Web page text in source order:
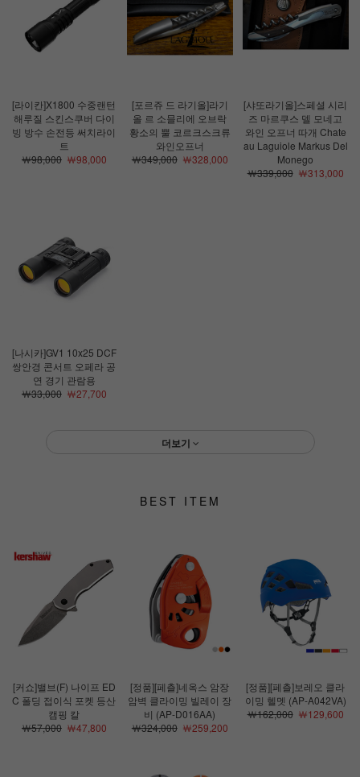
[라이칸]X1800 수중랜턴
해루질 스킨스쿠버 다이
빙 방수 손전등 써치라이
트
￦98,000￦98,000
[포르쥬 드 라기올]라기
올 르 소믈리에 오브락
황소의 뿔 코르크스크류
와인오프너
￦349,000￦328,000
[샤또라기올]스페셜 시리
즈 마르쿠스 델 모네고
와인 오프너 따개 Chate
au Laguiole Markus Del
Monego
￦339,000￦313,000
[나시카]GV1 10x25 DCF
쌍안경 콘서트 오페라 공
연 경기 관람용
￦33,000￦27,700
더보기
BEST ITEM
[커쇼]밸브(F) 나이프 ED
C 폴딩 접이식 포켓 등산
캠핑 칼
￦57,000￦47,800
[정품][페츨]네옥스 암장
암벽 클라이밍 빌레이 장
비 (AP-D016AA)
￦324,000￦259,200
[정품][페츨]보레오 클라
이밍 헬멧 (AP-A042VA)
￦162,000￦129,600